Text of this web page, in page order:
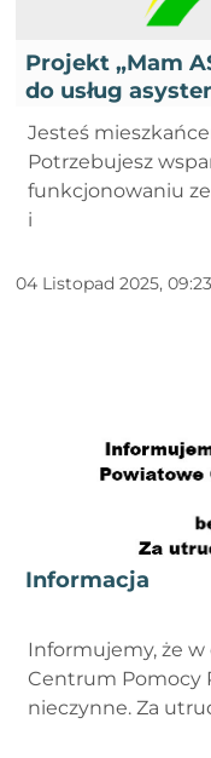
Projekt „Mam
do usług
lokalnych
Północnym”
Jesteś
Potrzebujesz
funkcjonowaniu
i
04 Listopad 2025, 09:23
Informacja
Informujemy, że w
Centrum Pomocy
nieczynne. Za